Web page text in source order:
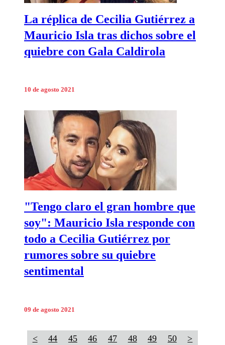
La réplica de Cecilia Gutiérrez a
Mauricio Isla tras dichos sobre el
quiebre con Gala Caldirola
10 de agosto 2021
"Tengo claro el gran hombre que
soy": Mauricio Isla responde con
todo a Cecilia Gutiérrez por
rumores sobre su quiebre
sentimental
09 de agosto 2021
< 44 45 46 47 48 49 50 >